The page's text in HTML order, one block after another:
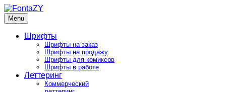
Skip
to
content
FontaZY
Fonts and pictures by Zakhar Yaschin
Menu
Шрифты
Шрифты на заказ
Шрифты на продажу
Шрифты для комиксов
Шрифты в работе
Леттеринг
Коммерческий